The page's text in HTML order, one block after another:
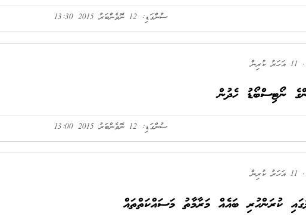
ސުންގަޑި: 12 ނޮވެންބަރު 2015 13:30
. 11 އަހަރު ކުރިން
ނޯޓިސްބޯޑު ހެދުން
ސުންގަޑި: 12 ނޮވެންބަރު 2015 13:00
. 11 އަހަރު ކުރިން
ކުރަންހުރި ބައެއް މަރާމާތު މަސައްކަތްތައް